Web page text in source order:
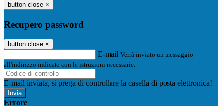
button close ×
Recupero password
button close ×
E-mail Verrà inviato un messaggio
all'indirizzo indicato con le istruzioni necessarie.
E-mail inviata, si prega di controllare la casella di posta elettronica!
Errore